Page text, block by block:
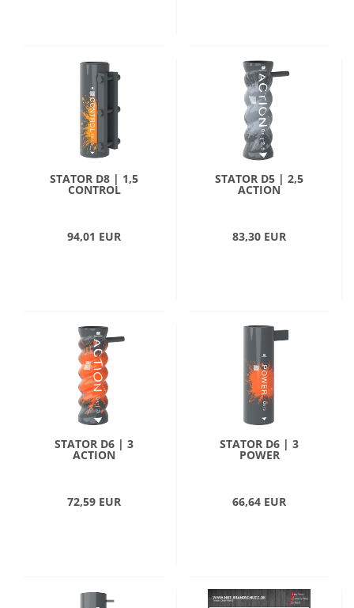
STATOR D8 | 1,5
CONTROL
94,01 EUR
STATOR D5 | 2,5
ACTION
83,30 EUR
STATOR D6 | 3
ACTION
72,59 EUR
STATOR D6 | 3
POWER
66,64 EUR